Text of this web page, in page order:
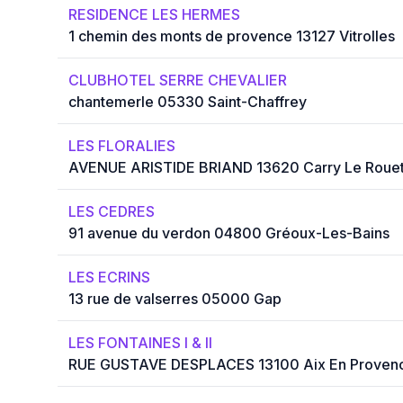
RESIDENCE LES HERMES
1 chemin des monts de provence 13127 Vitrolles
CLUBHOTEL SERRE CHEVALIER
chantemerle 05330 Saint-Chaffrey
LES FLORALIES
AVENUE ARISTIDE BRIAND 13620 Carry Le
LES CEDRES
91 avenue du verdon 04800 Gréoux-Les-Bains
LES ECRINS
13 rue de valserres 05000 Gap
LES FONTAINES I & II
RUE GUSTAVE DESPLACES 13100 Aix En